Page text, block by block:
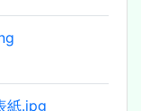
紙.jpg